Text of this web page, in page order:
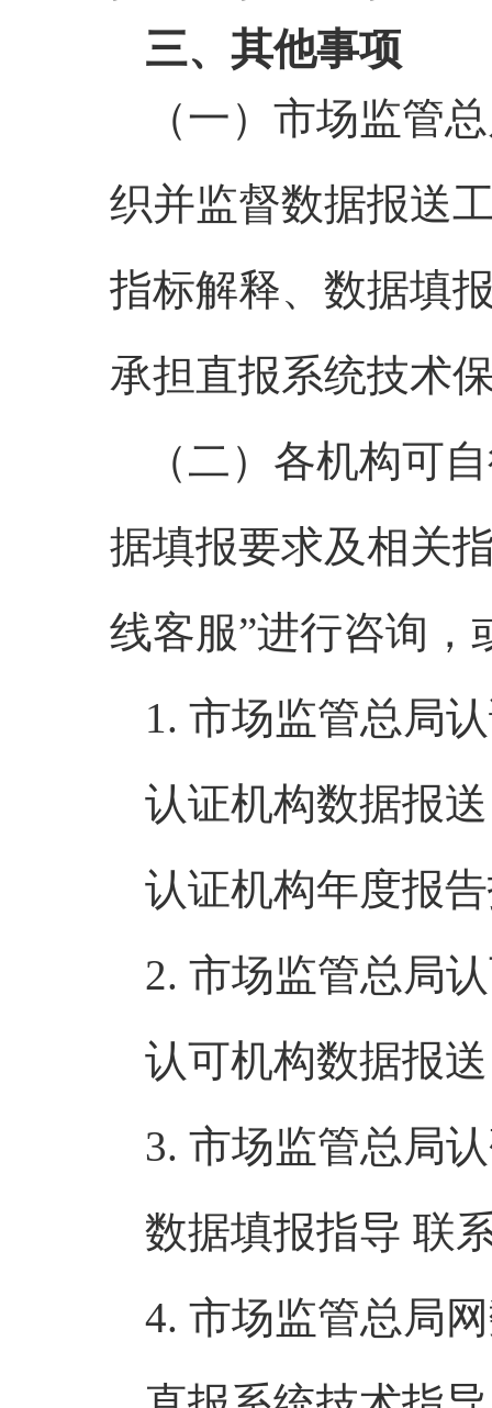
三、其他事项
（一）市场监管
织并监督数据报送
指标解释、数据填
承担直报系统技术
（二）各机构可
据填报要求及相关
线客服”进行咨询，
1. 市场监管总局
认证机构数据报
认证机构年度报
2. 市场监管总局
认可机构数据报
3. 市场监管总局
数据填报指导 联
4. 市场监管总局